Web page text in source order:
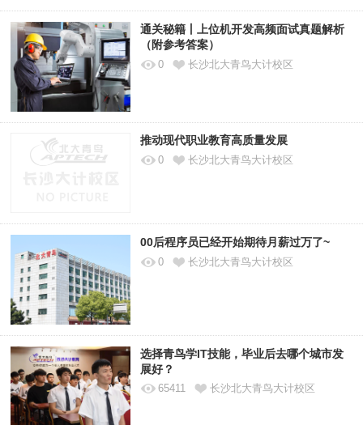
通关秘籍丨上位机开发高频面试真题解析
（附参考答案）
0 长沙北大青鸟大计校区
推动现代职业教育高质量发展
0 长沙北大青鸟大计校区
00后程序员已经开始期待月薪过万了~
0 长沙北大青鸟大计校区
选择青鸟学IT技能，毕业后去哪个城市发
展好？
65411 长沙北大青鸟大计校区